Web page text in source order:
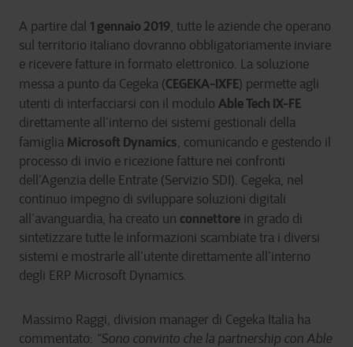
A partire dal 1 gennaio 2019, tutte le aziende che operano
sul territorio italiano dovranno obbligatoriamente inviare
e ricevere fatture in formato elettronico. La soluzione
messa a punto da Cegeka (CEGEKA-IXFE) permette agli
utenti di interfacciarsi con il modulo Able Tech IX-FE
direttamente all’interno dei sistemi gestionali della
famiglia Microsoft Dynamics, comunicando e gestendo il
processo di invio e ricezione fatture nei confronti
dell’Agenzia delle Entrate (Servizio SDI). Cegeka, nel
continuo impegno di sviluppare soluzioni digitali
all’avanguardia, ha creato un connettore in grado di
sintetizzare tutte le informazioni scambiate tra i diversi
sistemi e mostrarle all’utente direttamente all’interno
degli ERP Microsoft Dynamics.
Massimo Raggi, division manager di Cegeka Italia ha
commentato: “Sono convinto che la partnership con Able